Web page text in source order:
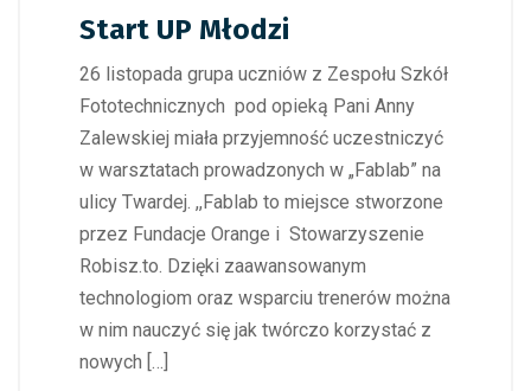
Start UP Młodzi
26 listopada grupa uczniów z Zespołu Szkół
Fototechnicznych pod opieką Pani Anny
Zalewskiej miała przyjemność uczestniczyć
w warsztatach prowadzonych w „Fablab” na
ulicy Twardej. ,,Fablab to miejsce stworzone
przez Fundacje Orange i Stowarzyszenie
Robisz.to. Dzięki zaawansowanym
technologiom oraz wsparciu trenerów można
w nim nauczyć się jak twórczo korzystać z
nowych […]